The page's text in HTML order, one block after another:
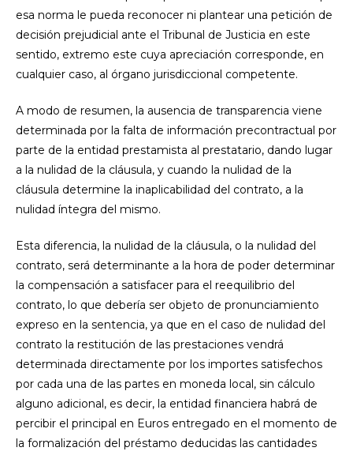
esa norma le pueda reconocer ni plantear una petición de
decisión prejudicial ante el Tribunal de Justicia en este
sentido, extremo este cuya apreciación corresponde, en
cualquier caso, al órgano jurisdiccional competente.
A modo de resumen, la ausencia de transparencia viene
determinada por la falta de información precontractual por
parte de la entidad prestamista al prestatario, dando lugar
a la nulidad de la cláusula, y cuando la nulidad de la
cláusula determine la inaplicabilidad del contrato, a la
nulidad íntegra del mismo.
Esta diferencia, la nulidad de la cláusula, o la nulidad del
contrato, será determinante a la hora de poder determinar
la compensación a satisfacer para el reequilibrio del
contrato, lo que debería ser objeto de pronunciamiento
expreso en la sentencia, ya que en el caso de nulidad del
contrato la restitución de las prestaciones vendrá
determinada directamente por los importes satisfechos
por cada una de las partes en moneda local, sin cálculo
alguno adicional, es decir, la entidad financiera habrá de
percibir el principal en Euros entregado en el momento de
la formalización del préstamo deducidas las cantidades